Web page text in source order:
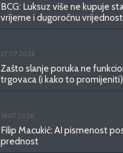
BCG: Luksuz više ne kupuje
vrijeme i dugoročnu vrijednost
27.07.2026.
Zašto slanje poruka ne
trgovaca (i kako to promijeniti)
14.07.2026.
Filip Macukić: AI pismenost
prednost